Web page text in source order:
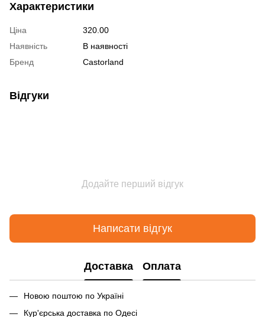
Характеристики
Ціна
320.00
Наявність
В наявності
Бренд
Castorland
Відгуки
Додайте перший відгук
Написати відгук
Доставка Оплата
Новою поштою по Україні
Кур'єрська доставка по Одесі